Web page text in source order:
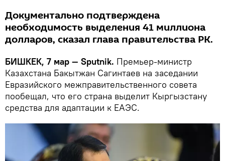
Документально подтверждена
необходимость выделения 41 миллиона
долларов, сказал глава правительства РК.
БИШКЕК, 7 мар — Sputnik. Премьер-министр
Казахстана Бакытжан Сагинтаев на заседании
Евразийского межправительственного совета
пообещал, что его страна выделит Кыргызстану
средства для адаптации к ЕАЭС.